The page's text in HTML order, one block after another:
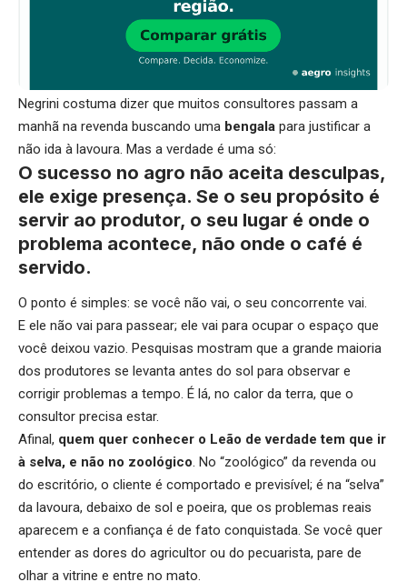
Negrini costuma dizer que muitos consultores passam a
manhã na revenda buscando uma bengala para justificar a
não ida à lavoura. Mas a verdade é uma só:
O sucesso no agro não aceita desculpas,
ele exige presença. Se o seu propósito é
servir ao produtor, o seu lugar é onde o
problema acontece, não onde o café é
servido.
O ponto é simples: se você não vai, o seu concorrente vai.
E ele não vai para passear; ele vai para ocupar o espaço que
você deixou vazio. Pesquisas mostram que a grande maioria
dos produtores se levanta antes do sol para observar e
corrigir problemas a tempo. É lá, no calor da terra, que o
consultor precisa estar.
Afinal, quem quer conhecer o Leão de verdade tem que ir
à selva, e não no zoológico. No “zoológico” da revenda ou
do escritório, o cliente é comportado e previsível; é na “selva”
da lavoura, debaixo de sol e poeira, que os problemas reais
aparecem e a confiança é de fato conquistada. Se você quer
entender as dores do agricultor ou do pecuarista, pare de
olhar a vitrine e entre no mato.